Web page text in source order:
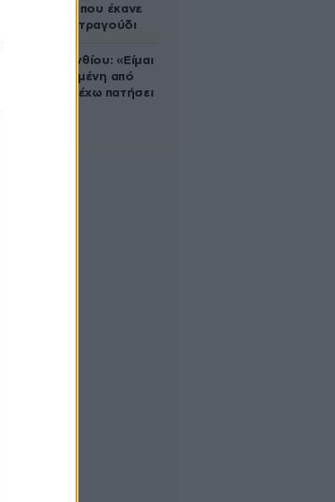
λαϊκή ντίβα που έκανε
τη ζωή της τραγούδι
Μαρία Κορινθίου: «Είμαι
πιο ευτυχισμένη από
ποτέ – Ναι, έχω πατήσει